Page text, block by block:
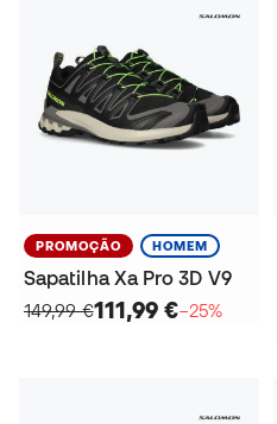
PROMOÇÃO HOMEM
Sapatilha Xa Pro 3D V9
149,99 €111,99 €−25%